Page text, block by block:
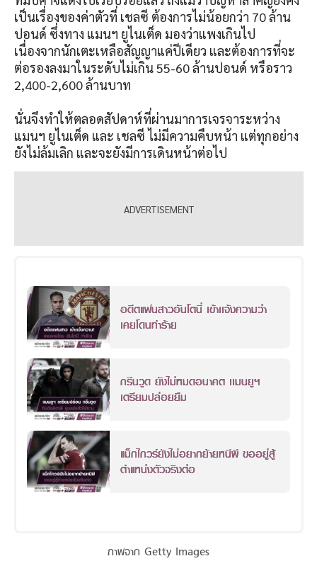
เป็นเรื่องของค่าตัวที่ เชลซี ต้องการไม่น้อยกว่า 70 ล้าน
ปอนด์ ซึ่งทาง แมนฯ ยูไนเต็ด มองว่าแพงเกินไป
เนื่องจากนักเตะเหลือสัญญาแค่ปีเดียว และต้องการที่จะ
ต่อรองลงมาในระดับไม่เกิน 55-60 ล้านปอนด์ หรือราว
2,400-2,600 ล้านบาท
นั่นจึงทำให้ตลอดสัปดาห์ที่ผ่านมาการเจรจาระหว่าง
แมนฯ ยูไนเต็ด และ เชลซี ไม่มีความคืบหน้า แต่ทุกอย่าง
ยังไม่ล้มเลิก และจะยังมีการเดินหน้าต่อไป
อดีตแฟนสาวอันโตนี่ เข้าเเจ้งความว่า
เคยโดนทำร้าย
กรีนวูด ยังไม่หมดอนาคต เเมนยูฯ
เตรียมปล่อยยืม
แม็กไกวร์ยังไม่อยากย้ายหนีผี ขออยู่สู้
ตำแหน่งตัวจริงต่อ
ภาพจาก Getty Images